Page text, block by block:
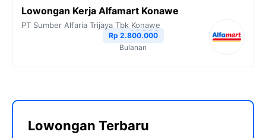
Lowongan Kerja Alfamart Konawe
PT Sumber Alfaria Trijaya Tbk Konawe
Rp 2.800.000
Bulanan
Lowongan Terbaru